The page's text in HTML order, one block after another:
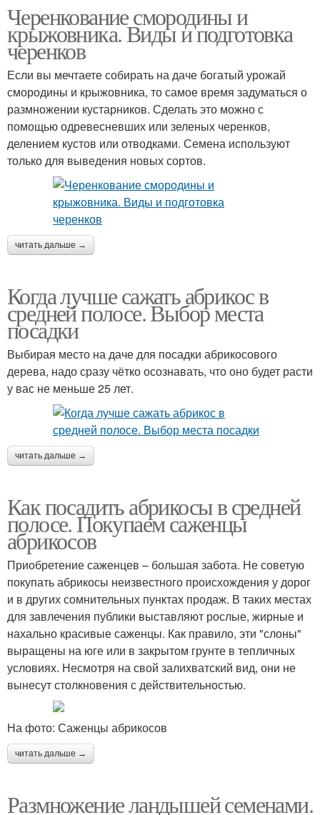
Черенкование смородины и
крыжовника. Виды и подготовка
черенков
Если вы мечтаете собирать на даче богатый урожай
смородины и крыжовника, то самое время задуматься о
размножении кустарников. Сделать это можно с
помощью одревесневших или зеленых черенков,
делением кустов или отводками. Семена используют
только для выведения новых сортов.
читать дальше →
Когда лучше сажать абрикос в
средней полосе. Выбор места
посадки
Выбирая место на даче для посадки абрикосового
дерева, надо сразу чётко осознавать, что оно будет расти
у вас не меньше 25 лет.
читать дальше →
Как посадить абрикосы в средней
полосе. Покупаем саженцы
абрикосов
Приобретение саженцев – большая забота. Не советую
покупать абрикосы неизвестного происхождения у дорог
и в других сомнительных пунктах продаж. В таких местах
для завлечения публики выставляют рослые, жирные и
нахально красивые саженцы. Как правило, эти "слоны"
выращены на юге или в закрытом грунте в тепличных
условиях. Несмотря на свой залихватский вид, они не
вынесут столкновения с действительностью.
На фото: Саженцы абрикосов
читать дальше →
Размножение ландышей семенами.